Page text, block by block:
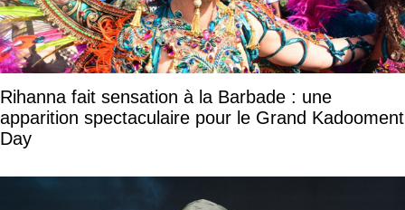
Rihanna fait sensation à la Barbade : une
apparition spectaculaire pour le Grand Kadooment
Day